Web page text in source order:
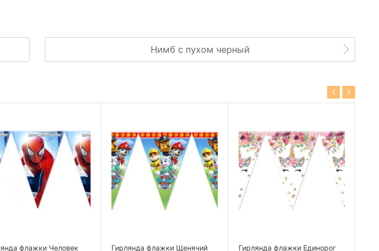
Нимб с пухом черный
флажки Человек
Гирлянда флажки Щенячий
Гирлянда флажки Единорог